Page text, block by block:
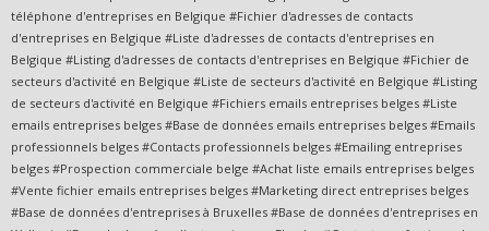
téléphone d'entreprises en Belgique #Fichier d'adresses de contacts
d'entreprises en Belgique #Liste d'adresses de contacts d'entreprises en
Belgique #Listing d'adresses de contacts d'entreprises en Belgique #Fichier de
secteurs d'activité en Belgique #Liste de secteurs d'activité en Belgique #Listing
de secteurs d'activité en Belgique #Fichiers emails entreprises belges #Liste
emails entreprises belges #Base de données emails entreprises belges #Emails
professionnels belges #Contacts professionnels belges #Emailing entreprises
belges #Prospection commerciale belge #Achat liste emails entreprises belges
#Vente fichier emails entreprises belges #Marketing direct entreprises belges
#Base de données d'entreprises à Bruxelles #Base de données d'entreprises en